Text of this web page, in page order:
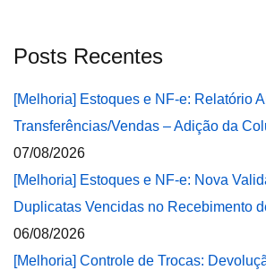
Posts Recentes
[Melhoria] Estoques e NF-e: Relatório
Transferências/Vendas – Adição da
07/08/2026
[Melhoria] Estoques e NF-e: Nova
Duplicatas Vencidas no Recebimento
06/08/2026
[Melhoria] Controle de Trocas: